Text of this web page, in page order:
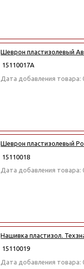
Шеврон пластизолевый
15110017А
Дата добавления товара:
Шеврон пластизолевый
15110018
Дата добавления товара:
Нашивка пластизол.
15110019
Дата добавления товара: